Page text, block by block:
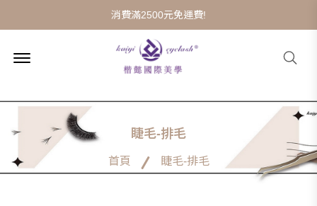
消費滿2500元免運費!
睫毛-排毛
首頁 睫毛-排毛